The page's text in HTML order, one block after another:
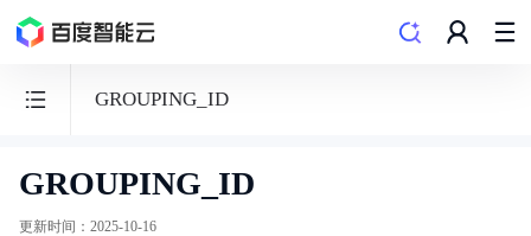
GROUPING_ID
数
据
GROUPING_ID
更新时间 ： 2025-10-16